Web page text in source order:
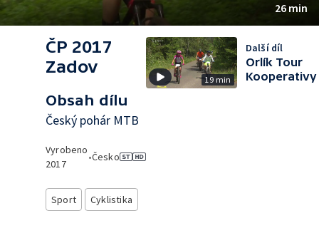
26 min
ČP 2017
Zadov
Obsah dílu
Český pohár MTB
Vyrobeno
2017
•Česko
Sport Cyklistika
19 min
Další díl
Orlík Tour
Kooperativy